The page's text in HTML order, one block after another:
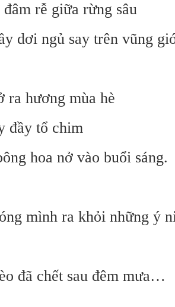
rễ giữa rừng sâu
dơi ngủ say trên vũng
ra hương mùa hè
đầy tổ chim
hoa nở vào buổi sáng.
mình ra khỏi những ý
đã chết sau đêm mưa…